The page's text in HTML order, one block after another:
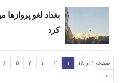
بغداد لغو پروازها
کرد
صفحه ۱ از ۱۸ ۱ ۲ ۳ ۴ ۵ ۶
»